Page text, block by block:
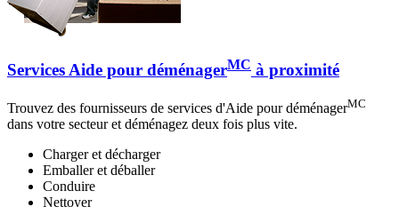
Services Aide pour déménagerMC à proximité
Trouvez des fournisseurs de services d'Aide pour déménagerMC
dans votre secteur et déménagez deux fois plus vite.
Charger et décharger
Emballer et déballer
Conduire
Nettoyer